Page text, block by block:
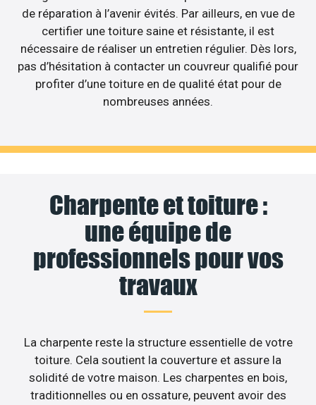
de réparation à l’avenir évités. Par ailleurs, en vue de
certifier une toiture saine et résistante, il est
nécessaire de réaliser un entretien régulier. Dès lors,
pas d’hésitation à contacter un couvreur qualifié pour
profiter d’une toiture en de qualité état pour de
nombreuses années.
Charpente et toiture :
une équipe de
professionnels pour vos
travaux
La charpente reste la structure essentielle de votre
toiture. Cela soutient la couverture et assure la
solidité de votre maison. Les charpentes en bois,
traditionnelles ou en ossature, peuvent avoir des